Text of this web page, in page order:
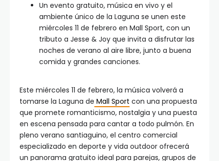
Un evento gratuito, música en vivo y el
ambiente único de la Laguna se unen este
miércoles 11 de febrero en Mall Sport, con un
tributo a Jesse & Joy que invita a disfrutar las
noches de verano al aire libre, junto a buena
comida y grandes canciones.
Este miércoles 11 de febrero, la música volverá a
tomarse la Laguna de Mall Sport con una propuesta
que promete romanticismo, nostalgia y una puesta
en escena pensada para cantar a todo pulmón. En
pleno verano santiaguino, el centro comercial
especializado en deporte y vida outdoor ofrecerá
un panorama gratuito ideal para parejas, grupos de